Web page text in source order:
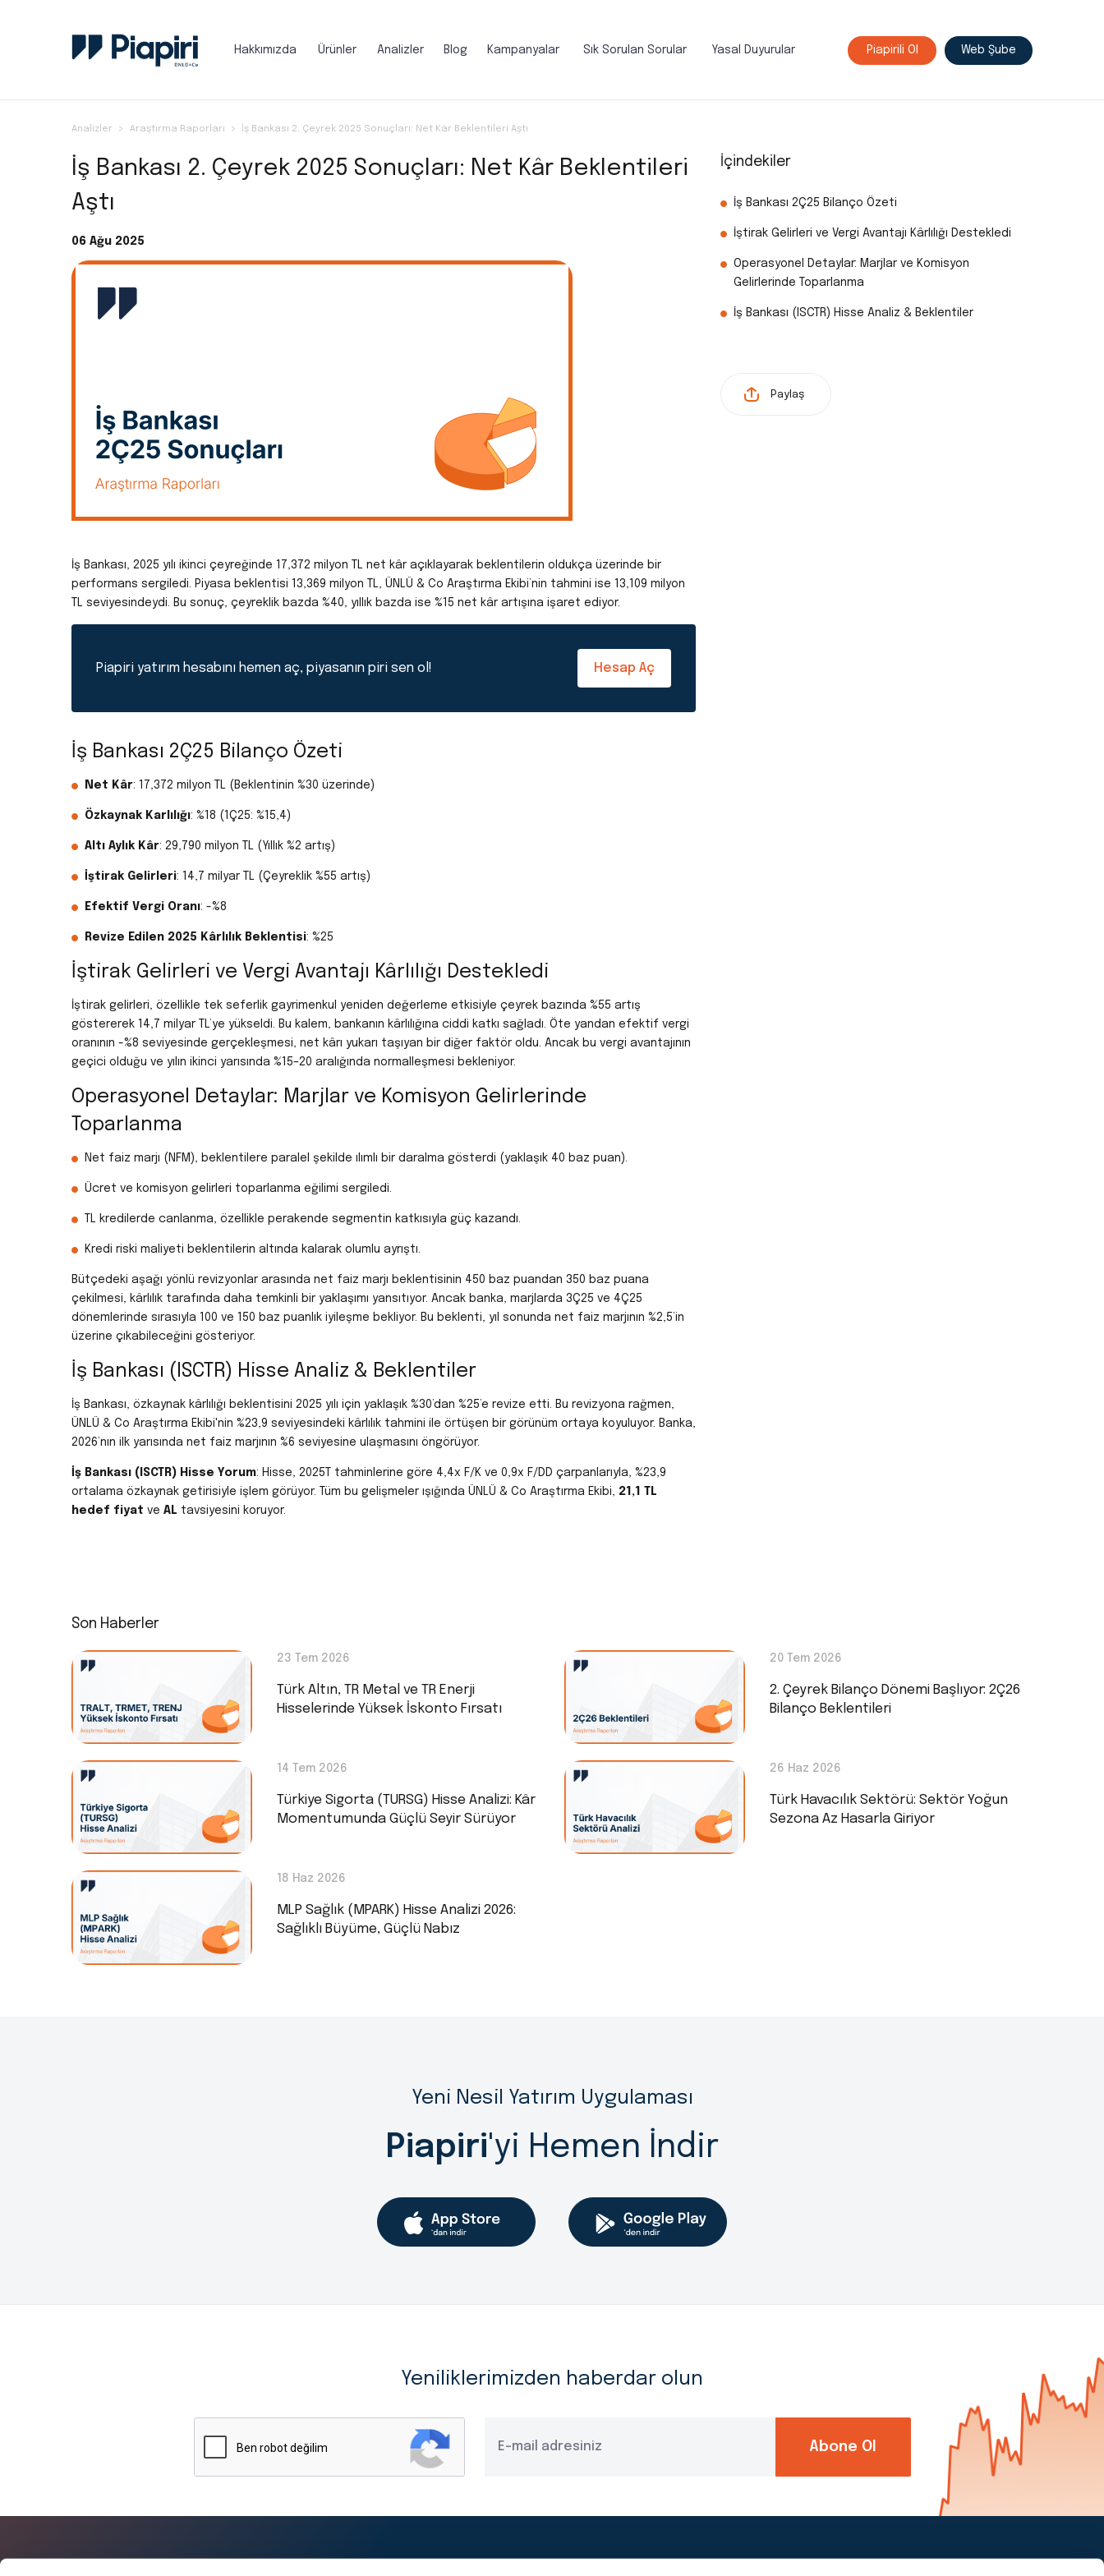
Hakkımızda Ürünler Analizler Blog Kampanyalar Sık Sorulan Sorular Yasal Duyurular Piapirili Ol Web Şube
Analizler Araştırma Raporları İş Bankası 2. Çeyrek 2025 Sonuçları: Net Kâr Beklentileri Aştı
İş Bankası 2. Çeyrek 2025 Sonuçları: Net Kâr Beklentileri
Aştı
06 Ağu 2025
İş Bankası, 2025 yılı ikinci çeyreğinde 17,372 milyon TL net kâr açıklayarak beklentilerin oldukça üzerinde bir
performans sergiledi. Piyasa beklentisi 13,369 milyon TL, ÜNLÜ & Co Araştırma Ekibi’nin tahmini ise 13,109 milyon
TL seviyesindeydi. Bu sonuç, çeyreklik bazda %40, yıllık bazda ise %15 net kâr artışına işaret ediyor.
Piapiri yatırım hesabını hemen aç, piyasanın piri sen ol! Hesap Aç
İş Bankası 2Ç25 Bilanço Özeti
Net Kâr: 17,372 milyon TL (Beklentinin %30 üzerinde)
Özkaynak Karlılığı: %18 (1Ç25: %15,4)
Altı Aylık Kâr: 29,790 milyon TL (Yıllık %2 artış)
İştirak Gelirleri: 14,7 milyar TL (Çeyreklik %55 artış)
Efektif Vergi Oranı: -%8
Revize Edilen 2025 Kârlılık Beklentisi: %25
İştirak Gelirleri ve Vergi Avantajı Kârlılığı Destekledi
İştirak gelirleri, özellikle tek seferlik gayrimenkul yeniden değerleme etkisiyle çeyrek bazında %55 artış
göstererek 14,7 milyar TL’ye yükseldi. Bu kalem, bankanın kârlılığına ciddi katkı sağladı. Öte yandan efektif vergi
oranının -%8 seviyesinde gerçekleşmesi, net kârı yukarı taşıyan bir diğer faktör oldu. Ancak bu vergi avantajının
geçici olduğu ve yılın ikinci yarısında %15–20 aralığında normalleşmesi bekleniyor.
Operasyonel Detaylar: Marjlar ve Komisyon Gelirlerinde
Toparlanma
Net faiz marjı (NFM), beklentilere paralel şekilde ılımlı bir daralma gösterdi (yaklaşık 40 baz puan).
Ücret ve komisyon gelirleri toparlanma eğilimi sergiledi.
TL kredilerde canlanma, özellikle perakende segmentin katkısıyla güç kazandı.
Kredi riski maliyeti beklentilerin altında kalarak olumlu ayrıştı.
Bütçedeki aşağı yönlü revizyonlar arasında net faiz marjı beklentisinin 450 baz puandan 350 baz puana
çekilmesi, kârlılık tarafında daha temkinli bir yaklaşımı yansıtıyor. Ancak banka, marjlarda 3Ç25 ve 4Ç25
dönemlerinde sırasıyla 100 ve 150 baz puanlık iyileşme bekliyor. Bu beklenti, yıl sonunda net faiz marjının %2,5’in
üzerine çıkabileceğini gösteriyor.
İş Bankası (ISCTR) Hisse Analiz & Beklentiler
İş Bankası, özkaynak kârlılığı beklentisini 2025 yılı için yaklaşık %30’dan %25’e revize etti. Bu revizyona rağmen,
ÜNLÜ & Co Araştırma Ekibi'nin %23,9 seviyesindeki kârlılık tahmini ile örtüşen bir görünüm ortaya koyuluyor. Banka,
2026’nın ilk yarısında net faiz marjının %6 seviyesine ulaşmasını öngörüyor.
İş Bankası (ISCTR) Hisse Yorum: Hisse, 2025T tahminlerine göre 4,4x F/K ve 0,9x F/DD çarpanlarıyla, %23,9
ortalama özkaynak getirisiyle işlem görüyor. Tüm bu gelişmeler ışığında ÜNLÜ & Co Araştırma Ekibi, 21,1 TL
hedef fiyat ve AL tavsiyesini koruyor.
İçindekiler
İş Bankası 2Ç25 Bilanço Özeti
İştirak Gelirleri ve Vergi Avantajı Kârlılığı Destekledi
Operasyonel Detaylar: Marjlar ve Komisyon
Gelirlerinde Toparlanma
İş Bankası (ISCTR) Hisse Analiz & Beklentiler
Paylaş
Son Haberler
23 Tem 2026
Türk Altın, TR Metal ve TR Enerji
Hisselerinde Yüksek İskonto Fırsatı
20 Tem 2026
2. Çeyrek Bilanço Dönemi Başlıyor: 2Ç26
Bilanço Beklentileri
14 Tem 2026
Türkiye Sigorta (TURSG) Hisse Analizi: Kâr
Momentumunda Güçlü Seyir Sürüyor
26 Haz 2026
Türk Havacılık Sektörü: Sektör Yoğun
Sezona Az Hasarla Giriyor
18 Haz 2026
MLP Sağlık (MPARK) Hisse Analizi 2026:
Sağlıklı Büyüme, Güçlü Nabız
Yeni Nesil Yatırım Uygulaması
Piapiri'yi Hemen İndir
Yeniliklerimizden haberdar olun
Abone Ol